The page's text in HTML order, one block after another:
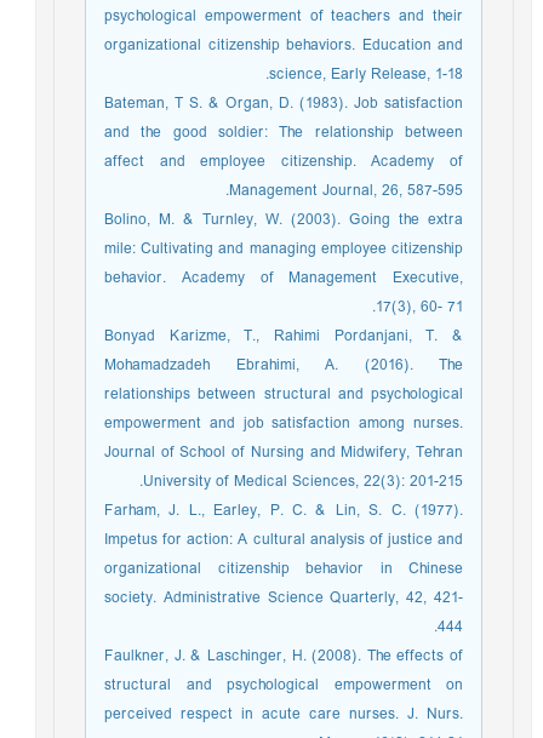
psychological empowerment of teachers and their
organizational citizenship behaviors. Education and
science, Early Release, 1-18.
Bateman, T S. & Organ, D. (1983). Job satisfaction
and the good soldier: The relationship between
affect and employee citizenship. Academy of
Management Journal, 26, 587-595.
Bolino, M. & Turnley, W. (2003). Going the extra
mile: Cultivating and managing employee citizenship
behavior. Academy of Management Executive,
17(3), 60- 71.
Bonyad Karizme, T., Rahimi Pordanjani, T. &
Mohamadzadeh Ebrahimi, A. (2016). The
relationships between structural and psychological
empowerment and job satisfaction among nurses.
Journal of School of Nursing and Midwifery, Tehran
University of Medical Sciences, 22(3): 201-215.
Farham, J. L., Earley, P. C. & Lin, S. C. (1977).
Impetus for action: A cultural analysis of justice and
organizational citizenship behavior in Chinese
society. Administrative Science Quarterly, 42, 421-
444.
Faulkner, J. & Laschinger, H. (2008). The effects of
structural and psychological empowerment on
perceived respect in acute care nurses. J. Nurs.